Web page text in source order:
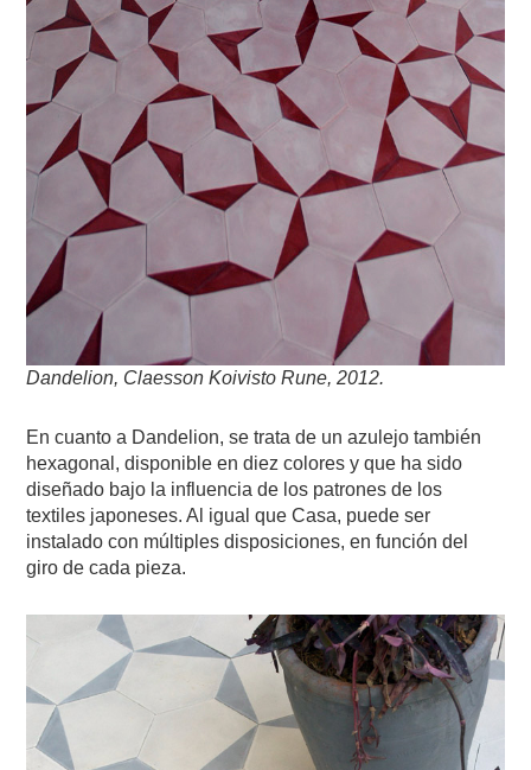
Dandelion, Claesson Koivisto Rune, 2012.
En cuanto a Dandelion, se trata de un azulejo también
hexagonal, disponible en diez colores y que ha sido
diseñado bajo la influencia de los patrones de los
textiles japoneses. Al igual que Casa, puede ser
instalado con múltiples disposiciones, en función del
giro de cada pieza.